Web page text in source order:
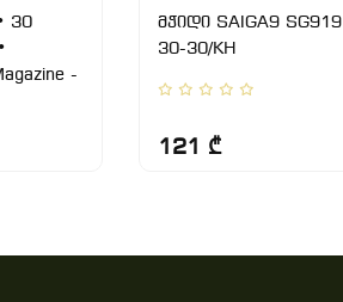
30
-
მჭიდი SAIGA9 SG919
30-30/KH
121 ₾